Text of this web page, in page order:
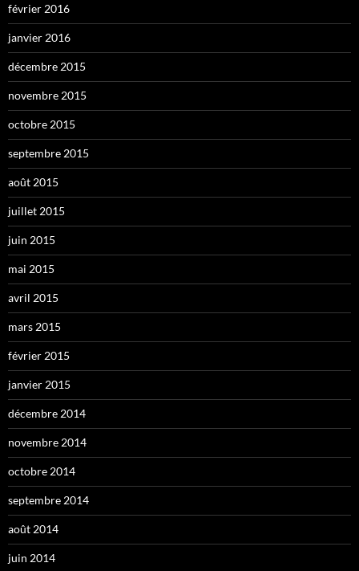
février 2016
janvier 2016
décembre 2015
novembre 2015
octobre 2015
septembre 2015
août 2015
juillet 2015
juin 2015
mai 2015
avril 2015
mars 2015
février 2015
janvier 2015
décembre 2014
novembre 2014
octobre 2014
septembre 2014
août 2014
juin 2014